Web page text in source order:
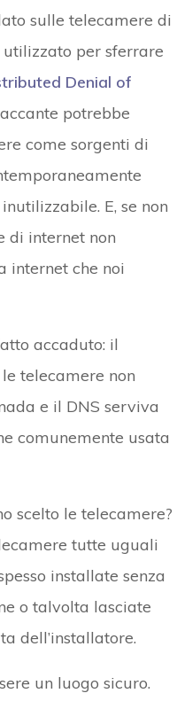
sulle telecamere di
per sferrare
Denial of
potrebbe
come sorgenti di
E, se non
di internet non
internet che noi
accaduto: il
telecamere non
e il DNS serviva
comunemente usata
scelto le telecamere?
tutte uguali
installate senza
o talvolta lasciate
dell’installatore.
un luogo sicuro.